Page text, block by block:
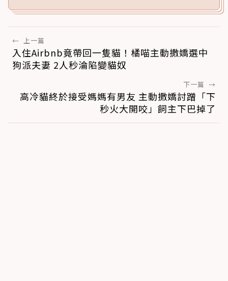
← 上一篇
入住Airbnb竟帶回一隻貓！橘喵主動撒嬌選中
狗派夫妻 2人秒淪陷變貓奴
下一篇 →
高冷貓終於接受媽媽有男友 主動撒嬌討蹭「下
秒火大開咬」飼主下巴掉了